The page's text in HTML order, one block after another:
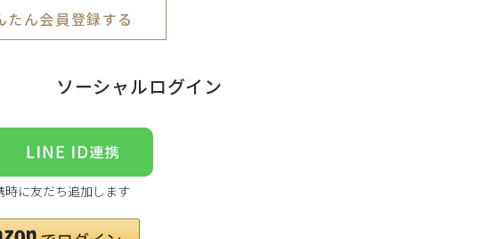
たん会員登録する
ソーシャルログイン
時に友だち追加します